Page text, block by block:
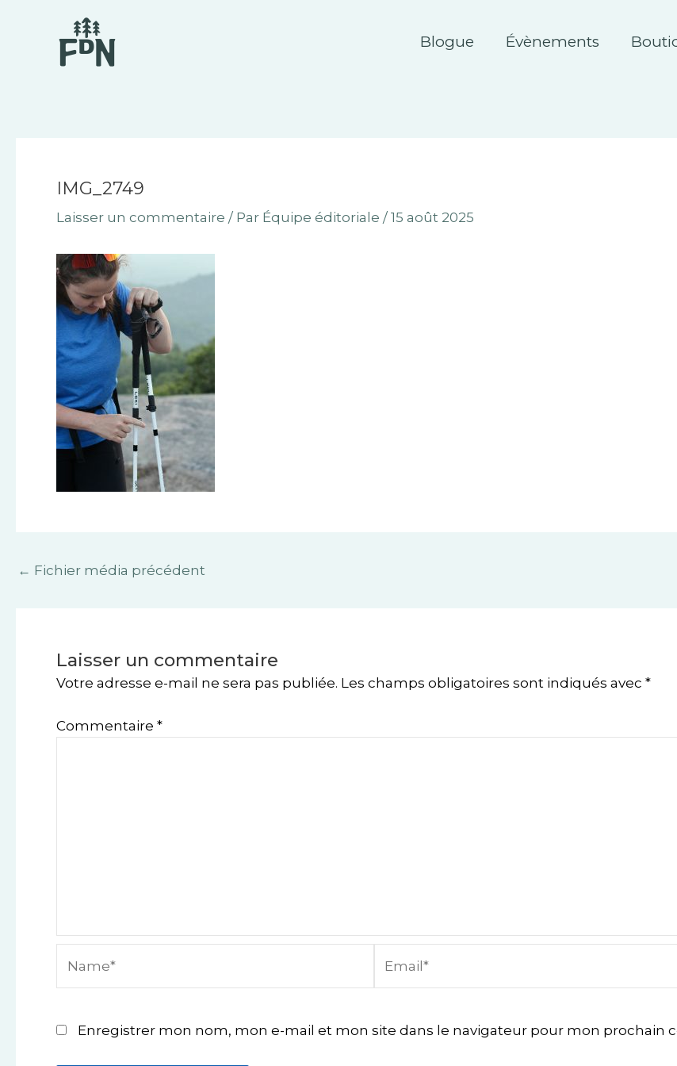
Blogue Évènements
IMG_2749
Laisser un commentaire / Par Équipe éditoriale / 15 août 2025
← Fichier média précédent
Laisser un commentaire
Votre adresse e-mail ne sera pas publiée. Les champs obligatoires sont indiqués avec *
Commentaire *
Enregistrer mon nom, mon e-mail et mon site dans le navigateur pour mon prochain